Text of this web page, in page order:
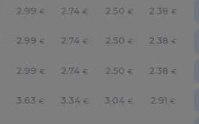
2.99 € 2.74 € 2.50 € 2.38 €
2.99 € 2.74 € 2.50 € 2.38 €
2.99 € 2.74 € 2.50 € 2.38 €
3.63 € 3.34 € 3.04 € 2.91 €